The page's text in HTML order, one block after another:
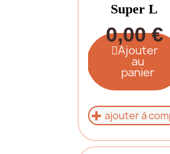
Super L
0,00 €
Ajouter
au
panier
ajouter à